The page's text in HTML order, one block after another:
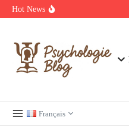
Aller au contenu
Hot News
Regardez Films et
Français